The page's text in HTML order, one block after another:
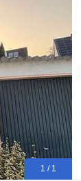
1 / 1